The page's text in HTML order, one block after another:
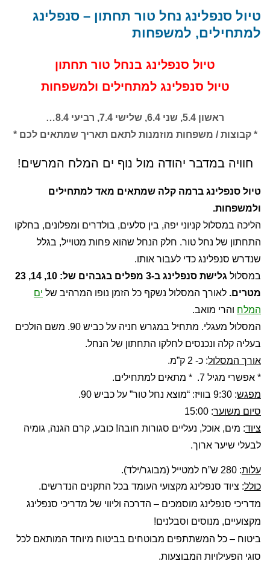
טיול סנפלינג נחל טור תחתון – סנפלינג
למתחילים, למשפחות
טיול סנפלינג בנחל טור תחתון
טיול סנפלינג למתחילים ולמשפחות
ראשון 5.4, שני 6.4, שלישי 7.4, רביעי 8.4…
* קבוצות / משפחות מוזמנות לתאם תאריך שמתאים לכם *
חוויה במדבר יהודה מול נוף ים המלח המרשים!
טיול סנפלינג ברמה קלה שמתאים מאד למתחילים
ולמשפחות.
הליכה במסלול קניוני יפה, בין סלעים, בולדרים ומפלונים, בחלקו
התחתון של נחל טור. חלק הנחל שהוא פחות מטוייל, בגלל
שנדרש סנפלינג כדי לעבור אותו.
במסלול
גלישת סנפלינג ב-3 מפלים בגבהים של: 10, 14, 23
מטרים. לאורך המסלול נשקף כל הזמן נופו המרהיב של ים
המלח והרי מואב.
המסלול מעגלי. מתחיל במגרש חניה על כביש 90. משם הולכים
בעליה קלה ונכנסים לחלקו התחתון של הנחל.
אורך המסלול: כ- 2 ק”מ.
* אפשרי מגיל 7. * מתאים למתחילים.
מפגש: 9:30 בוויז: “מוצא נחל טור” על כביש 90.
סיום משוער: 15:00
ציוד: מים, אוכל, נעליים סגורות חובה! כובע, קרם הגנה, גומיה
לבעלי שיער ארוך.
עלות: 280 ש”ח למטייל (מבוגר/ילד).
כולל: ציוד סנפלינג מקצועי העומד בכל התקנים הנדרשים.
מדריכי סנפלינג מוסמכים – הדרכה וליווי של מדריכי סנפלינג
מקצועיים, מנוסים וסבלנים!
ביטוח – כל המשתתפים מבוטחים בביטוח מיוחד המותאם לכל
סוגי הפעילויות המבוצעות.